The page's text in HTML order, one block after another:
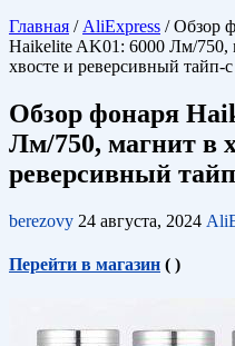
Главная / AliExpress / Обзор
Haikelite AK01: 6000 Лм/750,
хвосте и реверсивный тайп-с
Обзор фонаря
Лм/750, магнит в
реверсивный
berezovy 24 августа, 2024
Перейти в магазин ( )